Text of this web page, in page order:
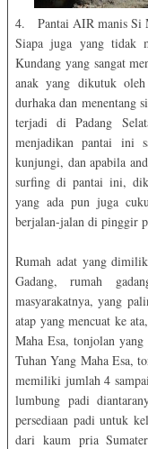
4. Pantai AIR manis Si
Siapa juga yang tidak
Kundang yang sangat
anak yang dikutuk
durhaka dan menentang
terjadi di Padang
menjadikan pantai ini
kunjungi, dan apabila
surfing di pantai ini,
yang ada pun juga
berjalan-jalan di pinggir
Rumah adat yang
Gadang, rumah
masyarakatnya, yang
atap yang mencuat ke
Maha Esa, tonjolan yang
Tuhan Yang Maha Esa,
memiliki jumlah 4
lumbung padi
persediaan padi untuk
dari kaum pria